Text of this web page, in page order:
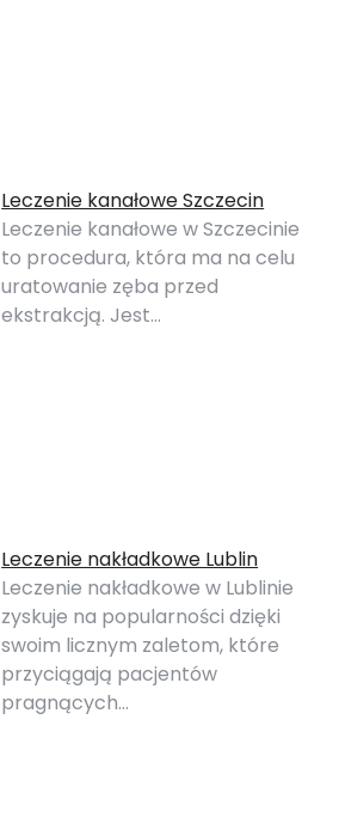
Leczenie kanałowe Szczecin
Leczenie kanałowe w Szczecinie
to procedura, która ma na celu
uratowanie zęba przed
ekstrakcją. Jest…
Leczenie nakładkowe Lublin
Leczenie nakładkowe w Lublinie
zyskuje na popularności dzięki
swoim licznym zaletom, które
przyciągają pacjentów
pragnących…